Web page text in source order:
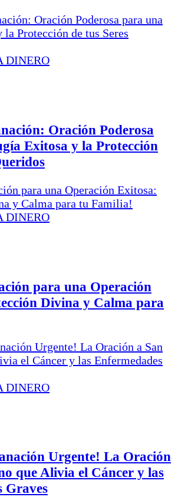
DINERO
Oración Poderosa
Exitosa y la Protección
DINERO
para una Operación
Divina y Calma para
DINERO
Urgente! La Oración
que Alivia el Cáncer y las
Graves